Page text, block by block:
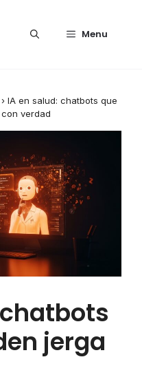
Menu
› IA en salud: chatbots que
verdad
jerga